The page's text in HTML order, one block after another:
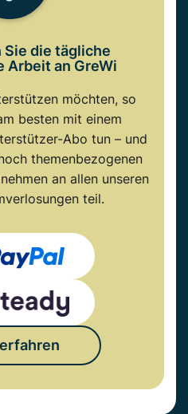
die tägliche
Arbeit an GreWi
möchten, so
besten mit einem
Abo tun – und
themenbezogenen
an allen unseren
teil.